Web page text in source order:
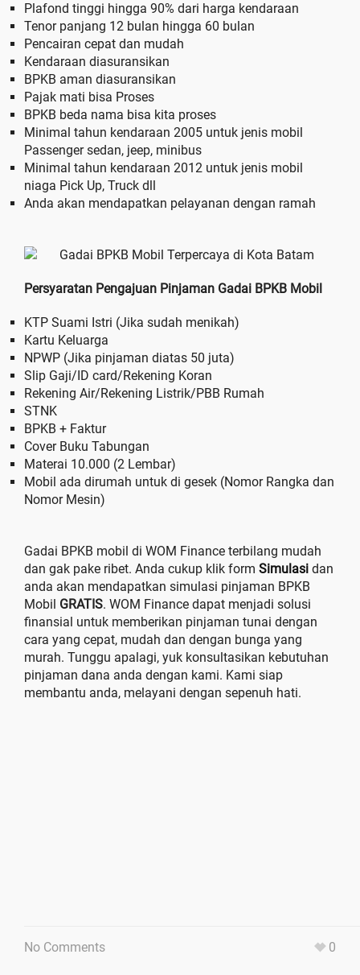
Plafond tinggi hingga 90% dari harga kendaraan
Tenor panjang 12 bulan hingga 60 bulan
Pencairan cepat dan mudah
Kendaraan diasuransikan
BPKB aman diasuransikan
Pajak mati bisa Proses
BPKB beda nama bisa kita proses
Minimal tahun kendaraan 2005 untuk jenis mobil
Passenger sedan, jeep, minibus
Minimal tahun kendaraan 2012 untuk jenis mobil
niaga Pick Up, Truck dll
Anda akan mendapatkan pelayanan dengan ramah
Persyaratan Pengajuan Pinjaman Gadai BPKB Mobil
KTP Suami Istri (Jika sudah menikah)
Kartu Keluarga
NPWP (Jika pinjaman diatas 50 juta)
Slip Gaji/ID card/Rekening Koran
Rekening Air/Rekening Listrik/PBB Rumah
STNK
BPKB + Faktur
Cover Buku Tabungan
Materai 10.000 (2 Lembar)
Mobil ada dirumah untuk di gesek (Nomor Rangka dan
Nomor Mesin)
Gadai BPKB mobil di WOM Finance terbilang mudah
dan gak pake ribet. Anda cukup klik form Simulasi dan
anda akan mendapatkan simulasi pinjaman BPKB
Mobil GRATIS. WOM Finance dapat menjadi solusi
finansial untuk memberikan pinjaman tunai dengan
cara yang cepat, mudah dan dengan bunga yang
murah. Tunggu apalagi, yuk konsultasikan kebutuhan
pinjaman dana anda dengan kami. Kami siap
membantu anda, melayani dengan sepenuh hati.
No Comments 0